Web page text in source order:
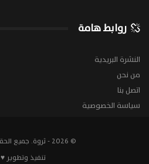
روابط هامة
النشرة البريدية
من نحن
اتصل بنا
سياسة الخصوصية
© 2026 - ثروة. جميع الحقوق محفوظة.
تنفيذ وتطوير ♥